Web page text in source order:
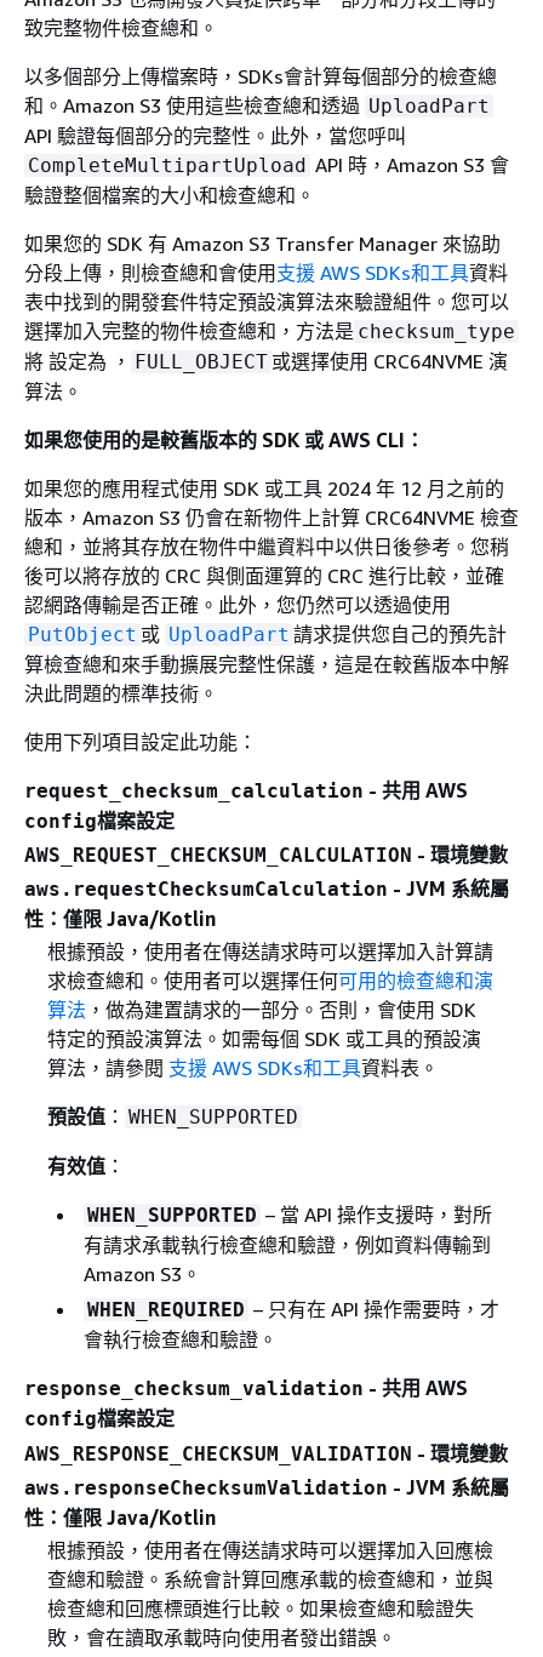
致完整物件檢查總和。
以多個部分上傳檔案時，SDKs會計算每個部分的檢查總
和。Amazon S3 使用這些檢查總和透過 UploadPart
API 驗證每個部分的完整性。此外，當您呼叫
CompleteMultipartUpload API 時，Amazon S3 會
驗證整個檔案的大小和檢查總和。
如果您的 SDK 有 Amazon S3 Transfer Manager 來協助
分段上傳，則檢查總和會使用 支援 AWS SDKs和工具資料
表中找到的開發套件特定預設演算法來驗證組件。您可以
選擇加入完整的物件檢查總和，方法是 checksum_type
將 設定為 ， FULL_OBJECT 或選擇使用 CRC64NVME 演
算法。
如果您使用的是較舊版本的 SDK 或 AWS CLI：
如果您的應用程式使用 SDK 或工具 2024 年 12 月之前的
版本，Amazon S3 仍會在新物件上計算 CRC64NVME 檢查
總和，並將其存放在物件中繼資料中以供日後參考。您稍
後可以將存放的 CRC 與側面運算的 CRC 進行比較，並確
認網路傳輸是否正確。此外，您仍然可以透過使用
PutObject 或 UploadPart 請求提供您自己的預先計
算檢查總和來手動擴展完整性保護，這是在較舊版本中解
決此問題的標準技術。
使用下列項目設定此功能：
request_checksum_calculation - 共用 AWS
config檔案設定
AWS_REQUEST_CHECKSUM_CALCULATION - 環境變數
aws.requestChecksumCalculation - JVM 系統屬
性：僅限 Java/Kotlin
根據預設，使用者在傳送請求時可以選擇加入計算請
求檢查總和。使用者可以選擇任何可用的檢查總和演
算法 ，做為建置請求的一部分。否則，會使用 SDK
特定的預設演算法。如需每個 SDK 或工具的預設演
算法，請參閱 支援 AWS SDKs和工具資料表。
預設值： WHEN_SUPPORTED
有效值：
WHEN_SUPPORTED – 當 API 操作支援時，對所
有請求承載執行檢查總和驗證，例如資料傳輸到
Amazon S3。
WHEN_REQUIRED – 只有在 API 操作需要時，才
會執行檢查總和驗證。
response_checksum_validation - 共用 AWS
config檔案設定
AWS_RESPONSE_CHECKSUM_VALIDATION - 環境變數
aws.responseChecksumValidation - JVM 系統屬
性：僅限 Java/Kotlin
根據預設，使用者在傳送請求時可以選擇加入回應檢
查總和驗證。系統會計算回應承載的檢查總和，並與
檢查總和回應標頭進行比較。如果檢查總和驗證失
敗，會在讀取承載時向使用者發出錯誤。